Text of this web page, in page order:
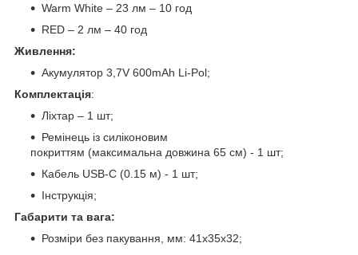
Warm White – 23 лм – 10 год
RED – 2 лм – 40 год
Живлення:
Акумулятор 3,7V 600mAh Li-Pol;
Комплектація:
Ліхтар – 1 шт;
Ремінець із силіконовим
покриттям (максимальна довжина 65 см) - 1 шт;
Кабель USB-C (0.15 м) - 1 шт;
Інструкція;
Габарити та вага:
Розміри без пакування, мм: 41х35x32;